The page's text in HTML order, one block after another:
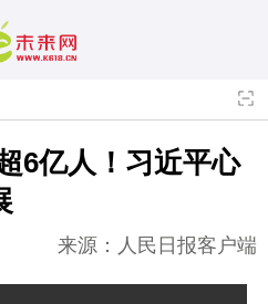
6亿人！ 习近平心
来源：人民日报客户端